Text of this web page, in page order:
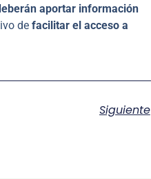
aportar información
de facilitar el acceso a
Siguiente